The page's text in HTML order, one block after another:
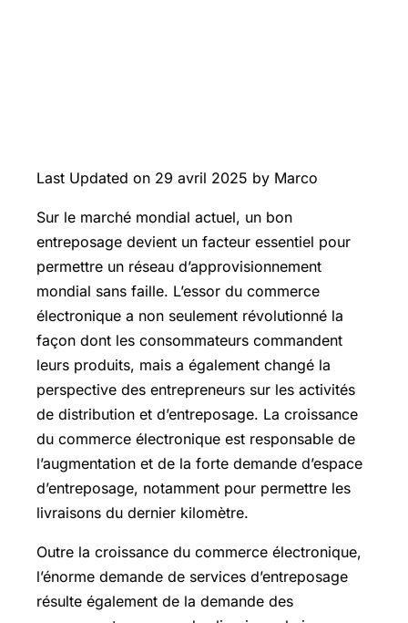
Last Updated on 29 avril 2025 by Marco
Sur le marché mondial actuel, un bon
entreposage devient un facteur essentiel pour
permettre un réseau d’approvisionnement
mondial sans faille. L’essor du commerce
électronique a non seulement révolutionné la
façon dont les consommateurs commandent
leurs produits, mais a également changé la
perspective des entrepreneurs sur les activités
de distribution et d’entreposage. La croissance
du commerce électronique est responsable de
l’augmentation et de la forte demande d’espace
d’entreposage, notamment pour permettre les
livraisons du dernier kilomètre.
Outre la croissance du commerce électronique,
l’énorme demande de services d’entreposage
résulte également de la demande des